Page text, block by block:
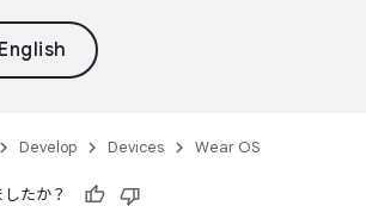
Develop Devices Wear OS
たか？